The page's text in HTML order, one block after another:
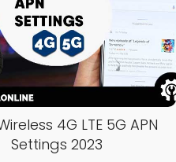
4G LTE 5G APN
Settings 2023